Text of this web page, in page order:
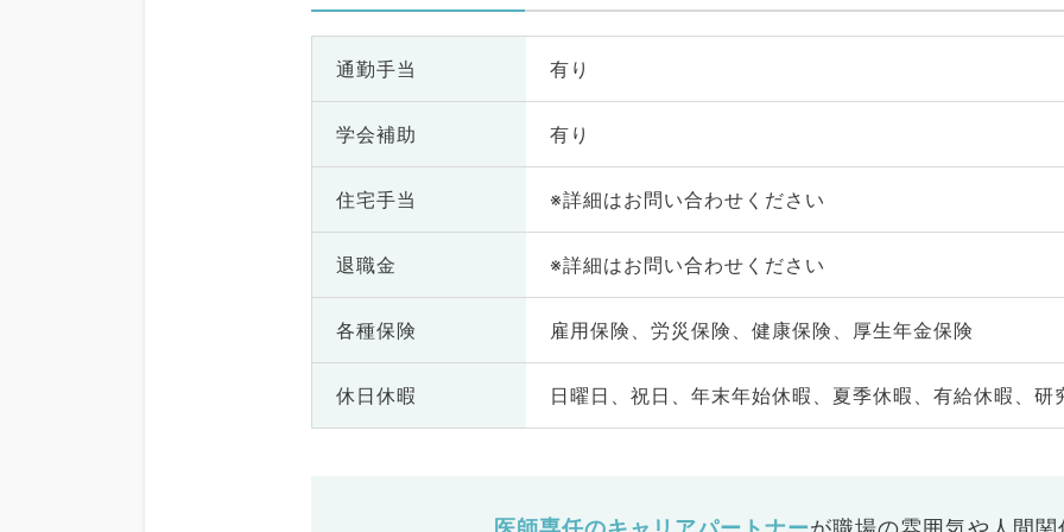
通勤手当 有り
学会補助 有り
住宅手当 ※詳細はお問い合わせください
退職金 ※詳細はお問い合わせください
各種保険 雇用保険、労災保険、健康保険、厚生年金保険
休日休暇 日曜日、祝日、年末年始休暇、夏季休暇、有給休暇、研